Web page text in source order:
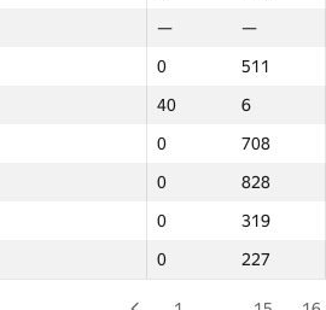
—
—
0
511
40
6
0
708
0
828
0
319
0 227
—
—
0
511
40
6
0
708
0
828
0
319
0 227